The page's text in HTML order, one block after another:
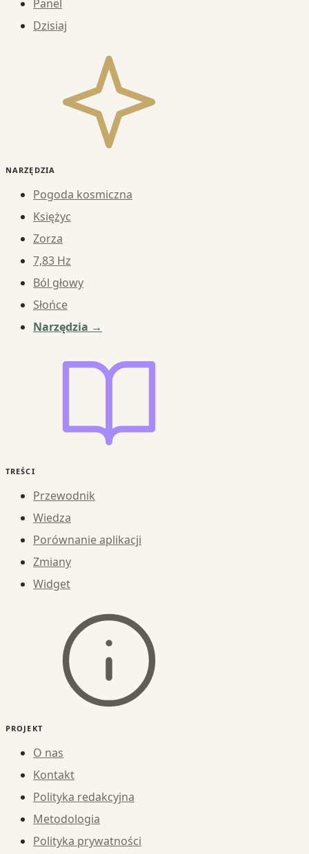
Panel
Dzisiaj
NARZĘDZIA
Pogoda kosmiczna
Księżyc
Zorza
7,83 Hz
Ból głowy
Słońce
Narzędzia →
TREŚCI
Przewodnik
Wiedza
Porównanie aplikacji
Zmiany
Widget
PROJEKT
O nas
Kontakt
Polityka redakcyjna
Metodologia
Polityka prywatności